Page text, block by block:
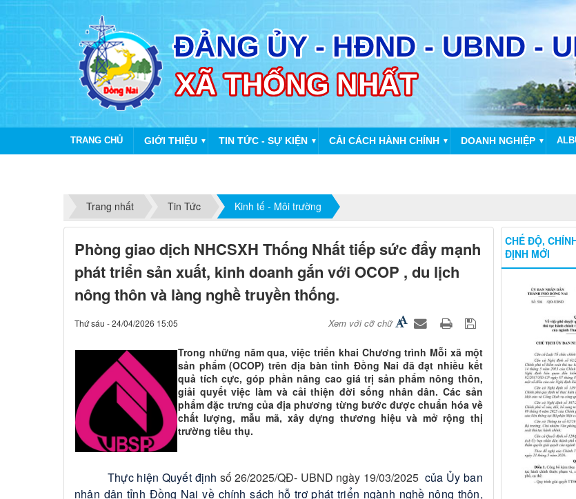
TRANG CHỦ GIỚI THIỆU ▼ TIN TỨC - SỰ KIỆN ▼ CẢI CÁCH HÀNH CHÍNH ▼ DOANH NGHIỆP ▼
Trang nhất
Tin Tức Kinh tế - Môi trường
Phòng giao dịch NHCSXH Thống Nhất tiếp sức đẩy mạnh
phát triển sản xuất, kinh doanh gắn với OCOP , du lịch
nông thôn và làng nghề truyền thống.
Thứ sáu - 24/04/2026 15:05 Xem với cỡ chữ
Trong những năm qua, việc triển khai Chương trình Mỗi xã một
sản phẩm (OCOP) trên địa bàn tỉnh Đồng Nai đã đạt nhiều kết
quả tích cực, góp phần nâng cao giá trị sản phẩm nông thôn,
giải quyết việc làm và cải thiện đời sống nhân dân. Các sản
phẩm đặc trưng của địa phương từng bước được chuẩn hóa về
chất lượng, mẫu mã, xây dựng thương hiệu và mở rộng thị
trường tiêu thụ.
Thực hiện Quyết định số 26/2025/QĐ- UBND ngày 19/03/2025 của Ủy ban
nhân dân tỉnh Đồng Nai về chính sách hỗ trợ phát triển ngành nghề nông thôn,
CHẾ ĐỘ,
ĐỊNH MỚI